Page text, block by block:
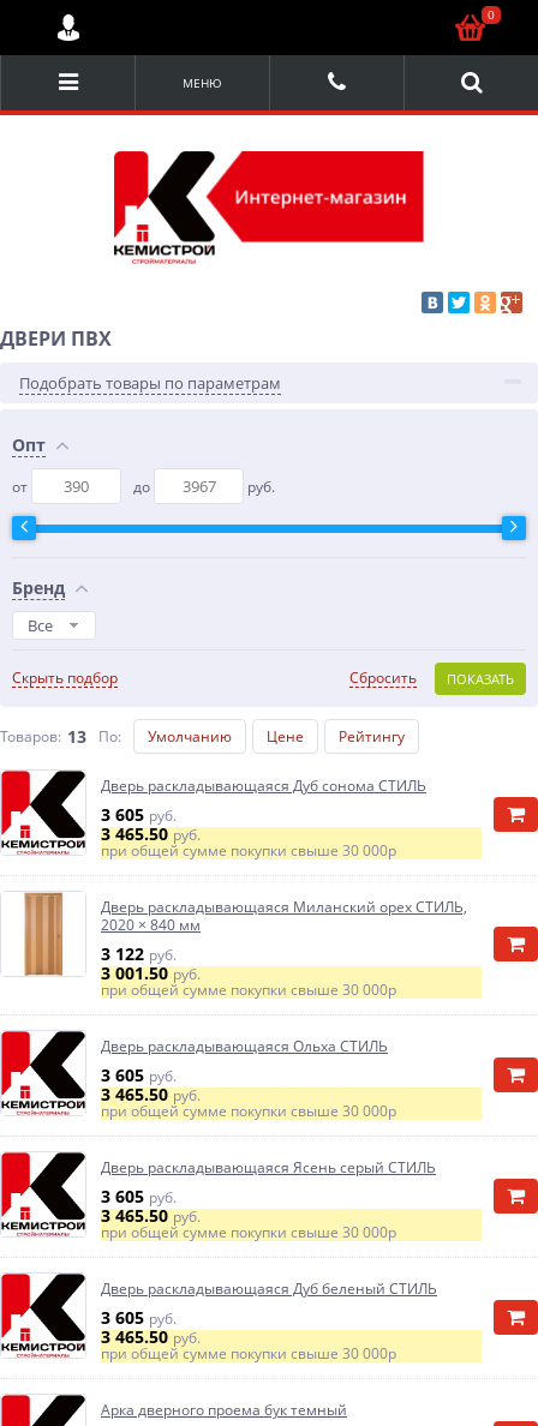
МЕНЮ
ДВЕРИ ПВХ
Подобрать товары по параметрам
Опт
от до руб.
Бренд
Все
Скрыть подбор ПОКАЗАТЬ
Сбросить
Товаров: 13 По: Умолчанию Цене Рейтингу
Дверь раскладывающаяся Дуб сонома СТИЛЬ
3 605 руб.
3 465.50руб.
при общей сумме покупки свыше 30 000р
Дверь раскладывающаяся Миланский орех СТИЛЬ,
2020 × 840 мм
3 122 руб.
3 001.50руб.
при общей сумме покупки свыше 30 000р
Дверь раскладывающаяся Ольха СТИЛЬ
3 605 руб.
3 465.50руб.
при общей сумме покупки свыше 30 000р
Дверь раскладывающаяся Ясень серый СТИЛЬ
3 605 руб.
3 465.50руб.
при общей сумме покупки свыше 30 000р
Дверь раскладывающаяся Дуб беленый СТИЛЬ
3 605 руб.
3 465.50руб.
при общей сумме покупки свыше 30 000р
Арка дверного проема бук темный
0